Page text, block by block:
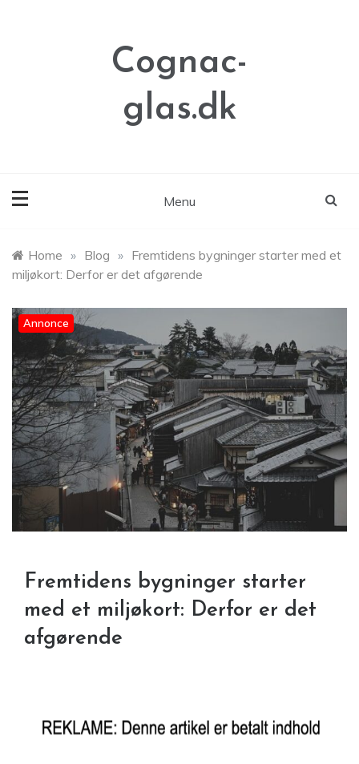
Cognac-
glas.dk
Menu
Home » Blog » Fremtidens bygninger starter med et
miljøkort: Derfor er det afgørende
Annonce
Fremtidens bygninger starter
med et miljøkort: Derfor er det
afgørende